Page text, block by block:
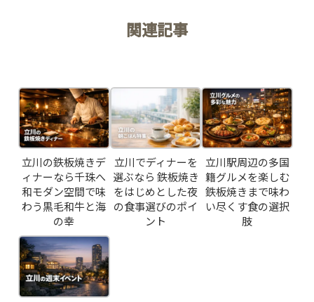
関連記事
立川の鉄板焼きデ
ィナーなら千珠へ
和モダン空間で味
わう黒毛和牛と海
の幸
立川でディナーを
選ぶなら 鉄板焼き
をはじめとした夜
の食事選びのポイ
ント
立川駅周辺の多国
籍グルメを楽しむ
鉄板焼きまで味わ
い尽くす食の選択
肢